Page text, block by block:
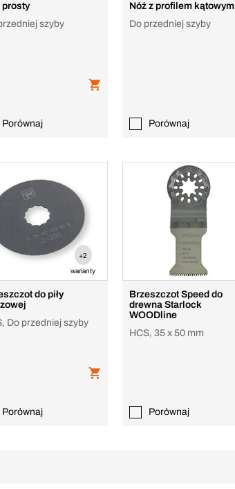
prosty
szyby
Porównaj
Nóż z profilem kątowym
Do przedniej szyby
Porównaj
+2
warianty
do piły
Do przedniej szyby
Porównaj
Brzeszczot Speed do
drewna Starlock
WOODline
HCS, 35 x 50 mm
Porównaj